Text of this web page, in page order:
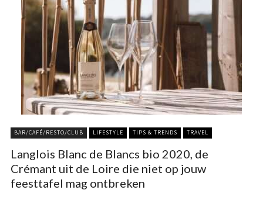
BAR/CAFÉ/RESTO/CLUB LIFESTYLE TIPS & TRENDS TRAVEL
Langlois Blanc de Blancs bio 2020, de
Crémant uit de Loire die niet op jouw
feesttafel mag ontbreken